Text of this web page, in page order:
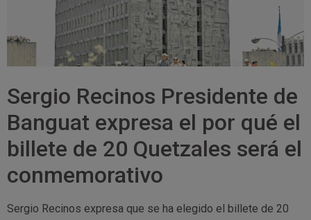
Sergio Recinos Presidente de
Banguat expresa el por qué el
billete de 20 Quetzales será el
conmemorativo
Sergio Recinos expresa que se ha elegido el billete de 20